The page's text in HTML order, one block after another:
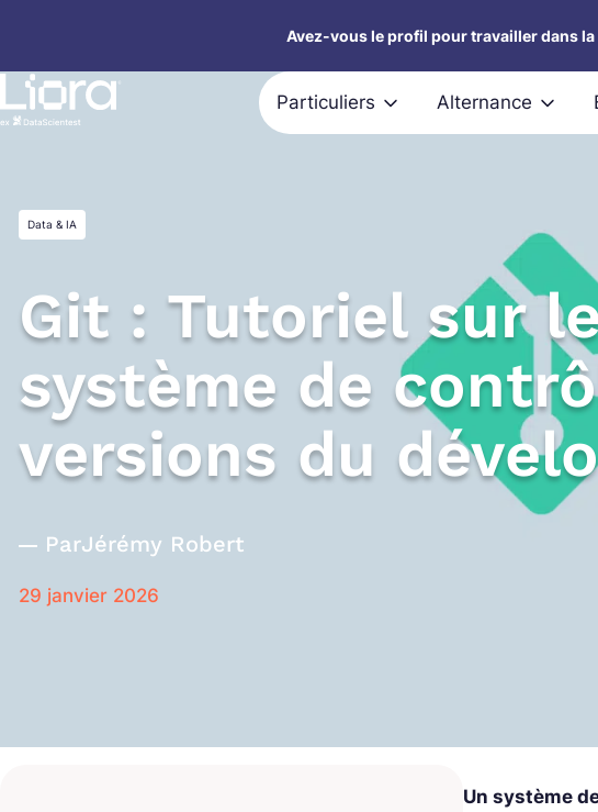
contenu
Avez-vous le profil pour travailler dans la
Particuliers Alternance
Data & IA
Git : Tutoriel sur le
système de
versions du
ParJérémy Robert
29 janvier 2026
Un système